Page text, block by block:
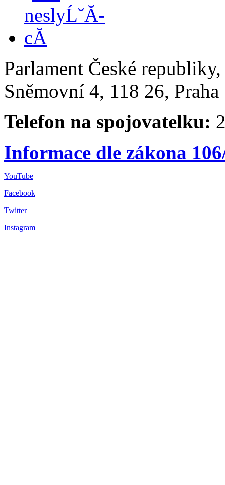
Parlament České
Sněmovní 4, 118 26,
Telefon na spojovatelku:
Informace dle zákona
YouTube
Facebook
Twitter
Instagram